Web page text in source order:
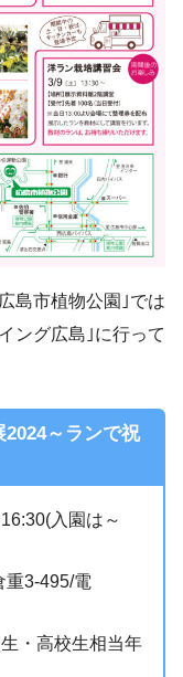
島市植物公園｣では
ング広島｣に行って
2024～ランで祝
入園は～
重3-495/電
・高校生相当年